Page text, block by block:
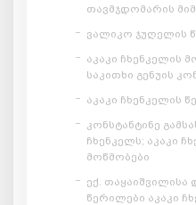
თავმჯდომარის
ვალიკო ჯუღელის
აკაკი ჩხენკელის
საკითხი გენუის
აკაკი ჩხენკელის
კონსტანტინე
ჩხენკელს; აკაკი
მოწმობები
ექ.
წერილები აკაკი